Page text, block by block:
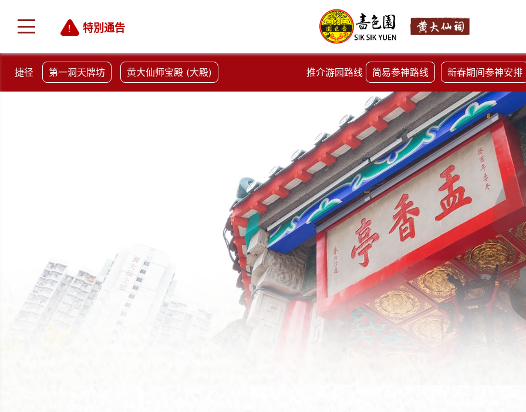
特別通告
捷径 第一洞天牌坊 黄大仙师宝殿 (大殿) 推介游园路线 简易参神路线 新春期间参神安排